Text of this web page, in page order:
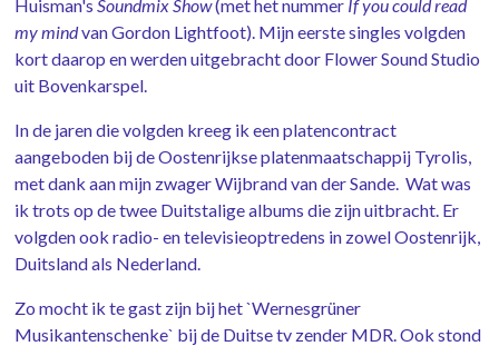
Huisman's Soundmix Show(met het nummer If you could read
my mindvanGordon Lightfoot). Mijn eerste singles volgden
kort daarop en werden uitgebracht door Flower Sound Studio
uit Bovenkarspel.
In de jaren die volgden kreeg ik een platencontract
aangeboden bij de Oostenrijkse platenmaatschappij Tyrolis,
met dank aan mijn zwager Wijbrand van der Sande. Wat was
ik trots op de twee Duitstalige albums die zijn uitbracht. Er
volgden ook radio- en televisieoptredens in zowel Oostenrijk,
Duitsland als Nederland.
Zo mocht ik te gast zijn bij het `Wernesgrüner
Musikantenschenke` bij de Duitse tv zender MDR. Ook stond